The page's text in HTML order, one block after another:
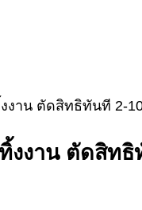
งาน ตัดสิทธิทันที 2-
งงาน ตัดสิทธิ